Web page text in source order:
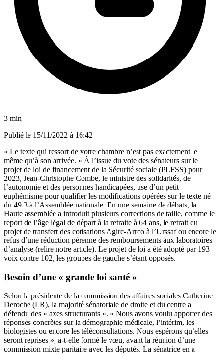
3 min
Publié le 15/11/2022 à 16:42
« Le texte qui ressort de votre chambre n’est pas exactement le
même qu’à son arrivée. » À l’issue du vote des sénateurs sur le
projet de loi de financement de la Sécurité sociale (PLFSS) pour
2023, Jean-Christophe Combe, le ministre des solidarités, de
l’autonomie et des personnes handicapées, use d’un petit
euphémisme pour qualifier les modifications opérées sur le texte né
du 49.3 à l’Assemblée nationale. En une semaine de débats, la
Haute assemblée a introduit plusieurs corrections de taille, comme le
report de l’âge légal de départ à la retraite à 64 ans, le retrait du
projet de transfert des cotisations Agirc-Arrco à l’Urssaf ou encore le
refus d’une réduction pérenne des remboursements aux laboratoires
d’analyse (relire notre article). Le projet de loi a été adopté par 193
voix contre 102, les groupes de gauche s’étant opposés.
Besoin d’une « grande loi santé »
Selon la présidente de la commission des affaires sociales Catherine
Deroche (LR), la majorité sénatoriale de droite et du centre a
défendu des « axes structurants ». « Nous avons voulu apporter des
réponses concrètes sur la démographie médicale, l’intérim, les
biologistes ou encore les téléconsultations. Nous espérons qu’elles
seront reprises », a-t-elle formé le vœu, avant la réunion d’une
commission mixte paritaire avec les députés. La sénatrice en a